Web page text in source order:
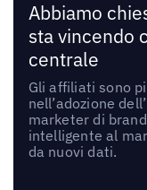
Abbiamo
sta vincendo
centrale
Gli affiliati sono
nell’adozione
marketer di
intelligente al
da nuovi dati.